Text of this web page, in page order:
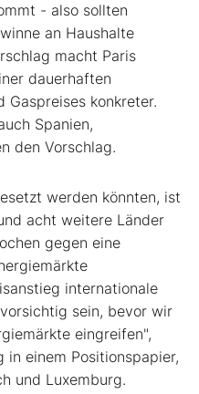
- also sollten
an Haushalte
macht Paris
dauerhaften
Gaspreises konkreter.
Spanien,
den Vorschlag.
werden könnten, ist
acht weitere Länder
gegen eine
internationale
sein, bevor wir
eingreifen",
in einem Positionspapier,
und Luxemburg.